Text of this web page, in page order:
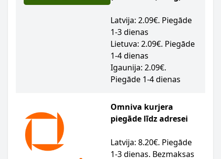
Latvija: 2.09€. Piegāde
1-3 dienas
Lietuva: 2.09€. Piegāde
1-4 dienas
Igaunija: 2.09€.
Piegāde 1-4 dienas
Omniva kurjera
piegāde līdz adresei
Latvija: 8.20€. Piegāde
1-3 dienas. Bezmaksas